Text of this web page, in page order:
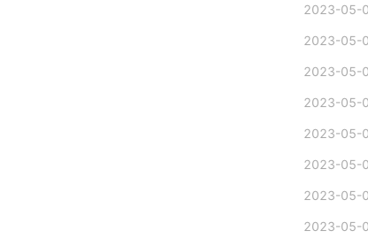
2023-05-
2023-05-
2023-05-
2023-05-
2023-05-
2023-05-
2023-05-
2023-05-